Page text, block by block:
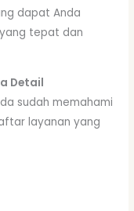
dapat Anda
tepat dan
Detail
sudah memahami
layanan yang